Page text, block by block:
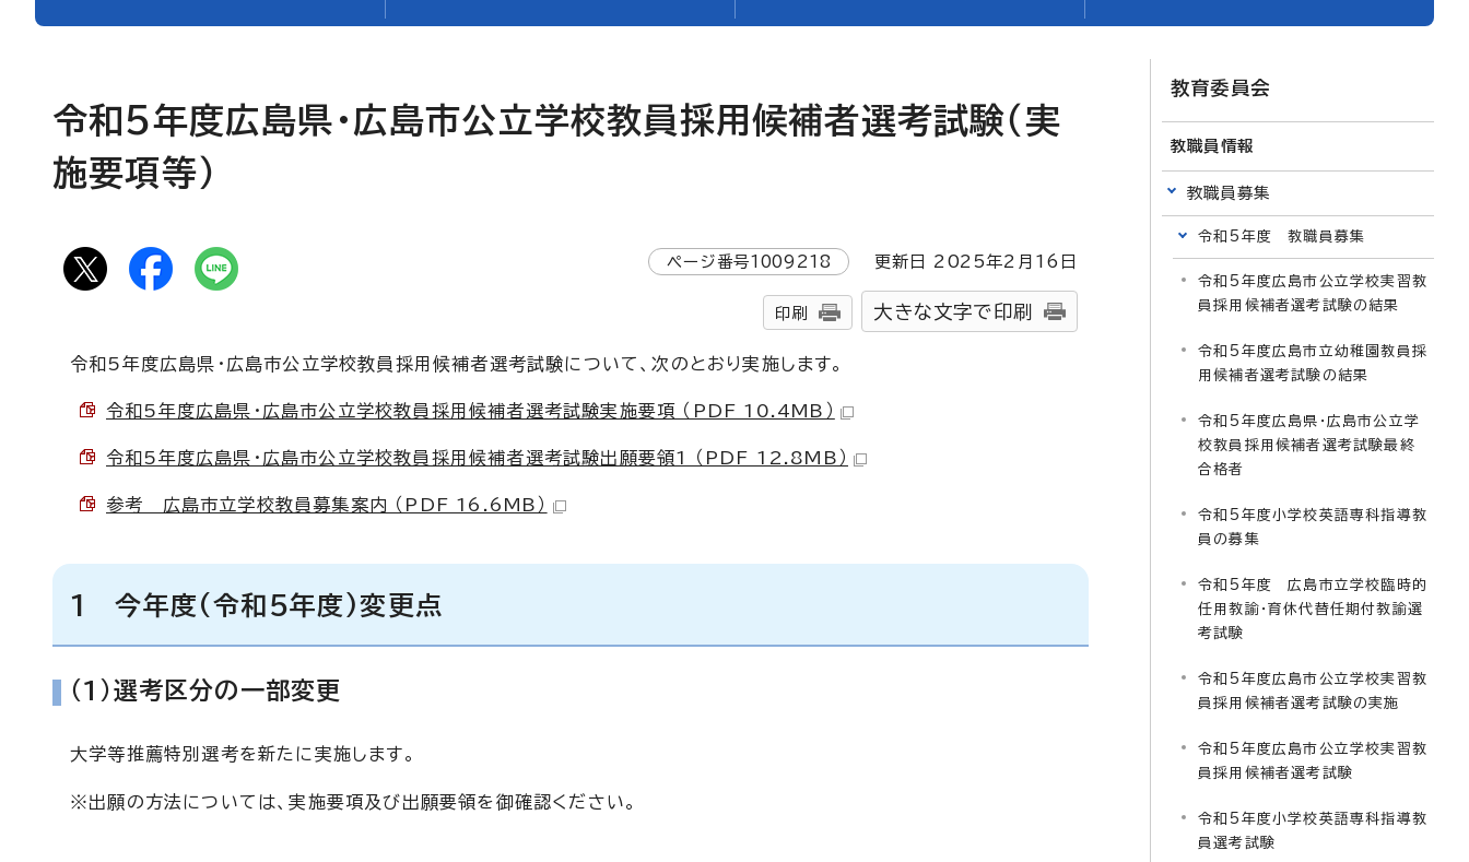
令和5年度広島県・広島市公立学校教員採用候補者選考試験（実
施要項等）
ページ番号1009218 更新日 2025年2月 16 日
印刷 大きな文字で印刷
令和5年度広島県・広島市公立学校教員採用候補者選考試験について、次のとおり実施します。
令和5年度広島県・広島市公立学校教員採用候補者選考試験実施要項 （PDF 10.4MB）
令和5年度広島県・広島市公立学校教員採用候補者選考試験出願要領1 （PDF 12.8MB）
参考 広島市立学校教員募集案内 （PDF 16.6MB）
1 今年度(令和5年度)変更点
（1）選考区分の一部変更
大学等推薦特別選考を新たに実施します。
※出願の方法については、実施要項及び出願要領を御確認ください。
教育委員会
教職員情報
教職員募集
令和5年度 教職員募集
令和5年度広島市公立学校実習教
員採用候補者選考試験の結果
令和5年度広島市立幼稚園教員採
用候補者選考試験の結果
令和5年度広島県・広島市公立学
校教員採用候補者選考試験最終
合格者
令和5年度小学校英語専科指導教
員の募集
令和5年度 広島市立学校臨時的
任用教諭・育休代替任期付教諭選
考試験
令和5年度広島市公立学校実習教
員採用候補者選考試験の実施
令和5年度広島市公立学校実習教
員採用候補者選考試験
令和5年度小学校英語専科指導教
員選考試験